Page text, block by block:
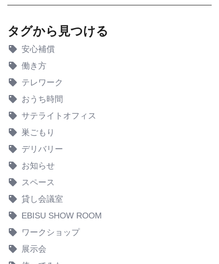
タグから見つける
安心補償
働き方
テレワーク
おうち時間
サテライトオフィス
巣ごもり
デリバリー
お知らせ
スペース
貸し会議室
EBISU SHOW ROOM
ワークショップ
展示会